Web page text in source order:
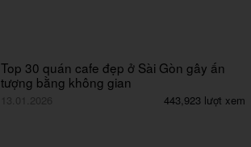
Top 30 quán cafe đẹp ở Sài Gòn gây ấn
tượng bằng không gian
13.01.2026 443,923 lượt xem